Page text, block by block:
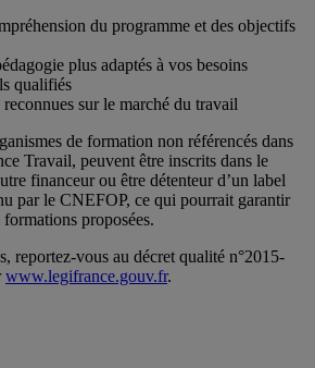
du programme et des objectifs
plus adaptés à vos besoins
qualifiés
sur le marché du travail
de formation non référencés dans
Travail, peuvent être inscrits dans le
financeur ou être détenteur d’un label
par le CNEFOP, ce qui pourrait garantir
proposées.
reportez-vous au décret qualité n°2015-
www.legifrance.gouv.fr.